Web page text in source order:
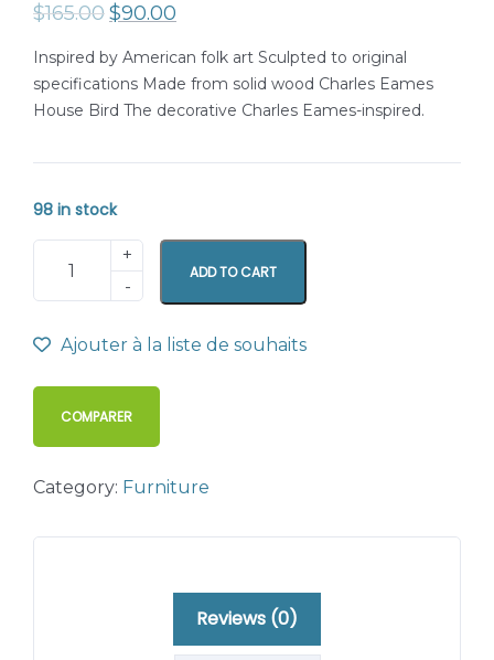
$165.00$90.00
Inspired by American folk art Sculpted to original
specifications Made from solid wood Charles Eames
House Bird The decorative Charles Eames-inspired.
98 in stock
ADD TO CART
Ajouter à la liste de souhaits
COMPARER
Category: Furniture
Reviews (0)